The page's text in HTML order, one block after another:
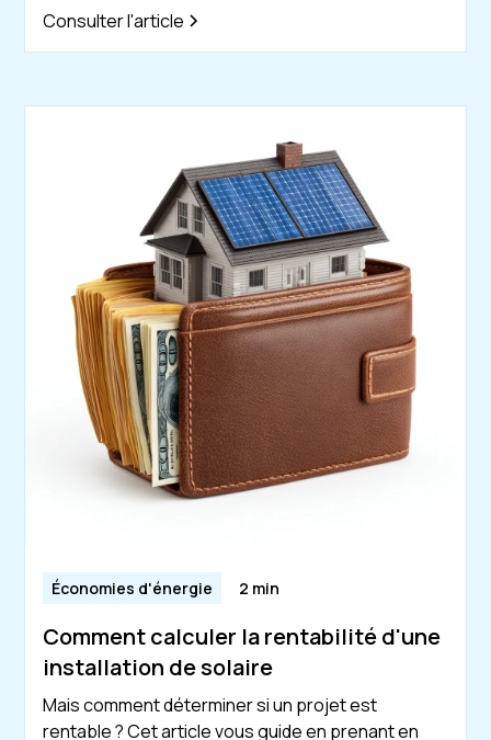
Consulter l'article
Économies d'énergie 2 min
Comment calculer la rentabilité d'une
installation de solaire
Mais comment déterminer si un projet est
rentable ? Cet article vous guide en prenant en